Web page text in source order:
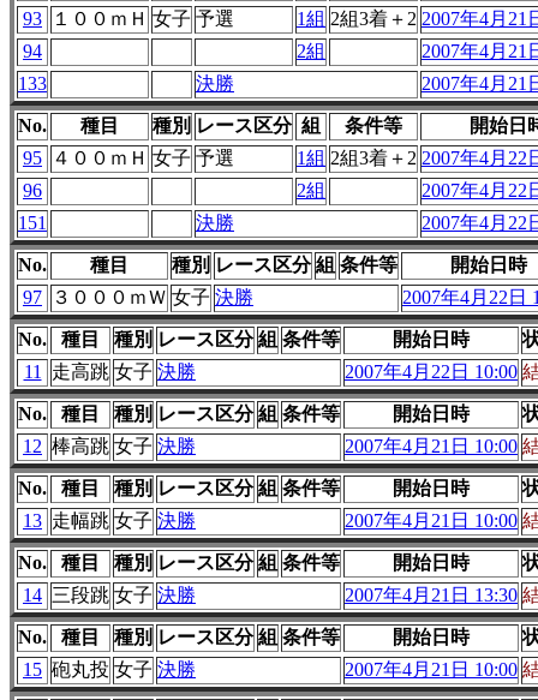
93
１００ｍＨ 女子 予選 1組 2組3着＋2 2007年4月21
94
2組
2007年4月21
133
決勝 2007年4月21
No. 種目 種別 レース区分 組 条件等
開始日
95
４００ｍＨ 女子 予選 1組 2組3着＋2 2007年4月22
96
2組
2007年4月22
151
決勝 2007年4月22
No. 種目 種別 レース区分 組 条件等
開始日時
97
３０００ｍＷ 女子 決勝 2007年4月22日
No. 種目 種別 レース区分 組 条件等 開始日時
11
走高跳 女子 決勝 2007年4月22日 10:00
No. 種目 種別 レース区分 組 条件等 開始日時
12 棒高跳 女子 決勝 2007年4月21日 10:00
No. 種目 種別 レース区分 組 条件等 開始日時
13 走幅跳 女子 決勝 2007年4月21日 10:00
No. 種目 種別 レース区分 組 条件等 開始日時
14 三段跳 女子 決勝 2007年4月21日 13:30
No. 種目 種別 レース区分 組 条件等 開始日時
15 砲丸投 女子 決勝 2007年4月21日 10:00